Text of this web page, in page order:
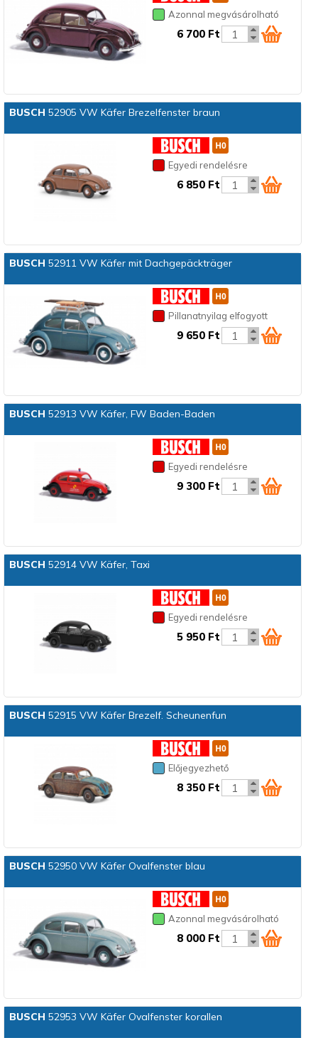
Azonnal megvásárolható
6 700 Ft
BUSCH 52905 VW Käfer Brezelfenster braun
Egyedi rendelésre
6 850 Ft
BUSCH 52911 VW Käfer mit Dachgepäckträger
Pillanatnyilag elfogyott
9 650 Ft
BUSCH 52913 VW Käfer, FW Baden-Baden
Egyedi rendelésre
9 300 Ft
BUSCH 52914 VW Käfer, Taxi
Egyedi rendelésre
5 950 Ft
BUSCH 52915 VW Käfer Brezelf. Scheunenfun
Előjegyezhető
8 350 Ft
BUSCH 52950 VW Käfer Ovalfenster blau
Azonnal megvásárolható
8 000 Ft
BUSCH 52953 VW Käfer Ovalfenster korallen